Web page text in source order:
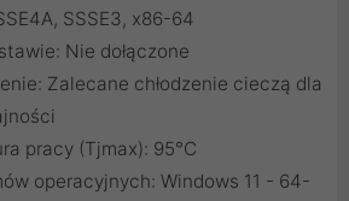
SSSE3, x86-64
Nie dołączone
Zalecane chłodzenie cieczą dla
pracy (Tjmax): 95°C
operacyjnych: Windows 11 - 64-